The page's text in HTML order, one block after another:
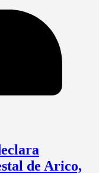
de Arico,